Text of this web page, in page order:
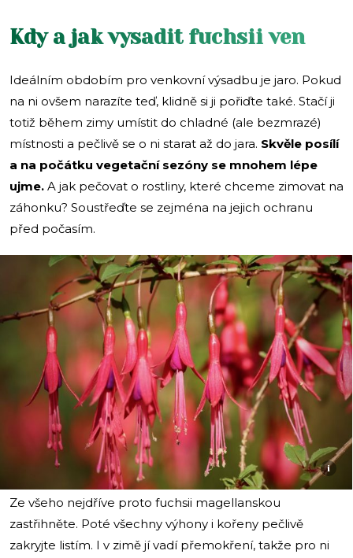
Kdy a jak vysadit fuchsii ven
Ideálním obdobím pro venkovní výsadbu je jaro. Pokud
na ni ovšem narazíte teď, klidně si ji pořiďte také. Stačí ji
totiž během zimy umístit do chladné (ale bezmrazé)
místnosti a pečlivě se o ni starat až do jara. Skvěle posílí
a na počátku vegetační sezóny se mnohem lépe
ujme. A jak pečovat o rostliny, které chceme zimovat na
záhonku? Soustřeďte se zejména na jejich ochranu
před počasím.
i
Ze všeho nejdříve proto fuchsii magellanskou
zastřihněte. Poté všechny výhony i kořeny pečlivě
zakryjte listím. I v zimě jí vadí přemokření, takže pro ni